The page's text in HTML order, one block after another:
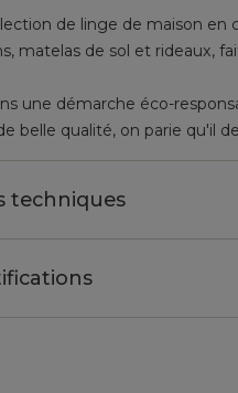
de linge de maison en
matelas de sol et rideaux,
une démarche éco-
belle qualité, on parie qu'il
techniques